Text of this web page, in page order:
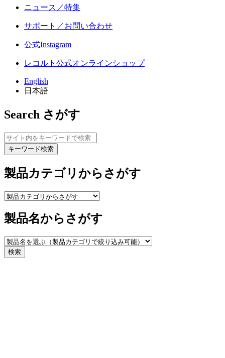
ニュース／特集
サポート／お問い合わせ
公式Instagram
レコルト公式オンラインショップ
English
日本語
Search さがす
キーワード検索
製品カテゴリからさがす
製品名からさがす
検索